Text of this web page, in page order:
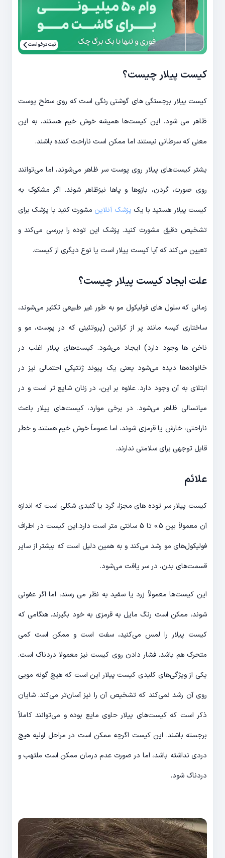
ثبت درخواست
کیست پیلار چیست؟
کیست پیلار برجستگی های گوشتی رنگی است که روی سطح پوست
ظاهر می شود. این کیست‌ها همیشه خوش خیم هستند، به این
معنی که سرطانی نیستند اما ممکن است ناراحت کننده باشند.
یشتر کیست‌های پیلار روی پوست سر ظاهر می‌شوند، اما می‌توانند
روی صورت، گردن، بازوها و پاها نیزظاهر شوند. اگر مشکوک به
کیست پیلار هستید با یک پزشک آنلاین مشورت کنید با پزشک برای
تشخیص دقیق مشورت کنید. پزشک این توده را بررسی می‌کند و
تعیین می‌کند که آیا کیست پیلار است یا نوع دیگری از کیست.
علت ایجاد کیست پیلار چیست؟
زمانی که سلول های فولیکول مو به طور غیر طبیعی تکثیر می‌شوند،
ساختاری کیسه مانند پر از کراتین (پروتئینی که در پوست، مو و
ناخن ها وجود دارد) ایجاد می‌شود. کیست‌های پیلار اغلب در
خانواده‌ها دیده می‌شود یعنی یک پیوند ژنتیکی احتمالی نیز در
ابتلای به آن وجود دارد. علاوه بر این، در زنان شایع تر است و در
میانسالی ظاهر می‌شود. در برخی موارد، کیست‌های پیلار باعث
ناراحتی، خارش یا قرمزی شوند، اما عموماً خوش خیم هستند و خطر
قابل توجهی برای سلامتی ندارند.
علائم
کیست پیلار سر توده های مجزا، گرد یا گنبدی شکلی است که اندازه
آن معمولاً بین 0.5 تا 5 سانتی متر است دارد.این کیست در اطراف
فولیکول‌های مو رشد می‌کند و به همین دلیل است که بیشتر از سایر
قسمت‌های بدن، در سر یافت می‌شود.
این کیست‌ها معمولاً زرد یا سفید به نظر می رسند، اما اگر عفونی
شوند، ممکن است رنگ مایل به قرمزی به خود بگیرند. هنگامی که
کیست پیلار را لمس می‌کنید، سفت است و ممکن است کمی
متحرک هم باشد. فشار دادن روی کیست نیز معمولا دردناک است.
یکی از ویژگی‌های کلیدی کیست پیلار این است که هیچ گونه مویی
روی آن رشد نمی‌کند که تشخیص آن را نیز آسان‌تر می‌کند. شایان
ذکر است که کیست‌های پیلار حاوی مایع بوده و می‌توانند کاملاً
برجسته باشند. این کیست اگرچه ممکن است در مراحل اولیه هیچ
دردی نداشته باشد، اما در صورت عدم درمان ممکن است ملتهب و
دردناک شود.